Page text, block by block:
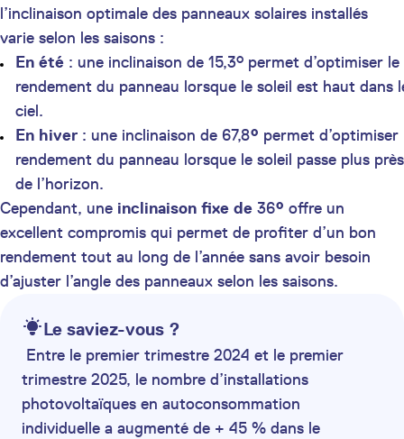
l’inclinaison optimale des panneaux solaires installés
varie selon les saisons :
En été : une inclinaison de 15,3° permet d’optimiser le
rendement du panneau lorsque le soleil est haut dans
ciel.
En hiver : une inclinaison de 67,8° permet d’optimiser
rendement du panneau lorsque le soleil passe plus près
de l’horizon.
Cependant, une inclinaison fixe de 36° offre un
excellent compromis qui permet de profiter d’un bon
rendement tout au long de l’année sans avoir besoin
d’ajuster l’angle des panneaux selon les saisons.
Le saviez-vous ?
Entre le premier trimestre 2024 et le premier
trimestre 2025, le nombre d’installations
photovoltaïques en autoconsommation
individuelle a augmenté de + 45 % dans le